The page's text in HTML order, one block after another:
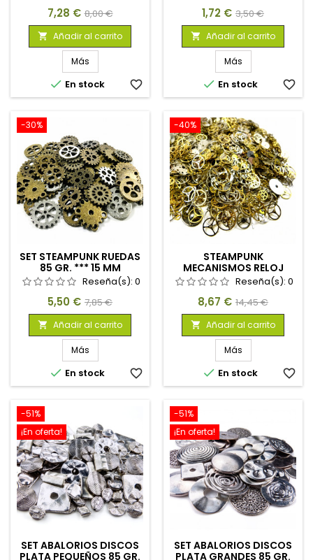
Precio
7,28 € Precio
base
8,00 €
 Añadir al carrito
Más
 En stock favorite_border
Precio
1,72 € Precio
base
3,50 €
 Añadir al carrito
Más
 En stock favorite_border
-30%
SET STEAMPUNK RUEDAS
85 GR. *** 15 MM
Reseña(s): 0
Precio
5,50 € Precio
base
7,85 €
 Añadir al carrito
Más
 En stock favorite_border
-40%
STEAMPUNK
MECANISMOS RELOJ
Reseña(s): 0
Precio
8,67 € Precio
base
14,45 €
 Añadir al carrito
Más
 En stock favorite_border
-51%
¡En oferta!
SET ABALORIOS DISCOS
PLATA PEQUEÑOS 85 GR.
-51%
¡En oferta!
SET ABALORIOS DISCOS
PLATA GRANDES 85 GR.